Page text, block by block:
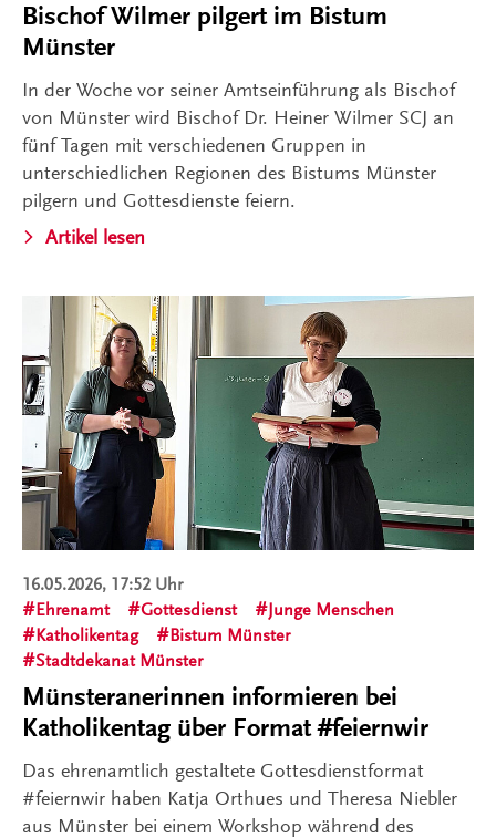
Bischof Wilmer pilgert im Bistum
Münster
In der Woche vor seiner Amtseinführung als Bischof
von Münster wird Bischof Dr. Heiner Wilmer SCJ an
fünf Tagen mit verschiedenen Gruppen in
unterschiedlichen Regionen des Bistums Münster
pilgern und Gottesdienste feiern.
Artikel lesen
16.05.2026, 17:52 Uhr
Ehrenamt
Gottesdienst
Junge Menschen
Katholikentag
Bistum Münster
Stadtdekanat Münster
Münsteranerinnen informieren bei
Katholikentag über Format #feiernwir
Das ehrenamtlich gestaltete Gottesdienstformat
#feiernwir haben Katja Orthues und Theresa Niebler
aus Münster bei einem Workshop während des